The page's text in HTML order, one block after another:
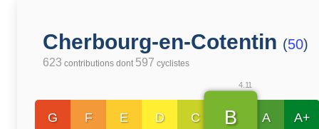
Cherbourg-en-Cotentin (50)
623 contributions dont 597 cyclistes
G F E D C
4.11
B A A+